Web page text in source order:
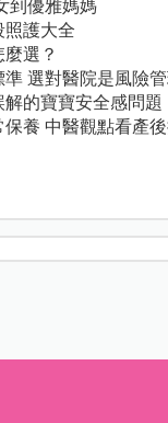
到優雅媽媽
照護大全
選？
選對醫院是風險
的寶寶安全感問題
養 中醫觀點看產